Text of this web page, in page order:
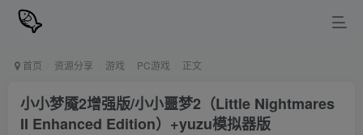
首页 资源分享 游戏 PC游戏 正文
小小梦魇2增强版/小小噩梦2（Little Nightmares
II Enhanced Edition）+yuzu模拟器版